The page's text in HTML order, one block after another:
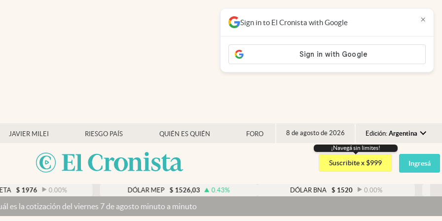
JAVIER MILEI RIESGO PAÍS QUIÉN ES QUIÉN FORO 8 de agosto de 2026 Edición: Argentina
Argentina
España
USA
¡Navegá sin limites!
Suscribite x $999 Ingresá
0.00 % $ 1526,03 0.43% $ 1520 0.00 %
del viernes 7 de agosto minuto a minuto
Sign in to El Cronista with Google ×